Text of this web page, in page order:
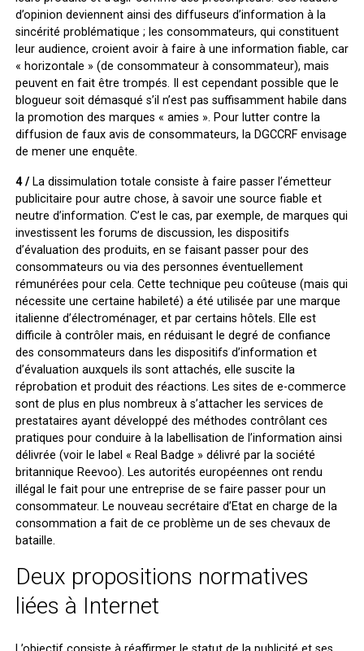
d’opinion deviennent ainsi des diffuseurs d’information à la
sincérité problématique ; les consommateurs, qui constituent
leur audience, croient avoir à faire à une information fiable, car
« horizontale » (de consommateur à consommateur), mais
peuvent en fait être trompés. Il est cependant possible que le
blogueur soit démasqué s’il n’est pas suffisamment habile dans
la promotion des marques « amies ». Pour lutter contre la
diffusion de faux avis de consommateurs, la DGCCRF envisage
de mener une enquête.
4 /La dissimulation totale consiste à faire passer l’émetteur
publicitaire pour autre chose, à savoir une source fiable et
neutre d’information. C’est le cas, par exemple, de marques qui
investissent les forums de discussion, les dispositifs
d’évaluation des produits, en se faisant passer pour des
consommateurs ou via des personnes éventuellement
rémunérées pour cela. Cette technique peu coûteuse (mais qui
nécessite une certaine habileté) a été utilisée par une marque
italienne d’électroménager, et par certains hôtels. Elle est
difficile à contrôler mais, en réduisant le degré de confiance
des consommateurs dans les dispositifs d’information et
d’évaluation auxquels ils sont attachés, elle suscite la
réprobation et produit des réactions. Les sites de e-commerce
sont de plus en plus nombreux à s’attacher les services de
prestataires ayant développé des méthodes contrôlant ces
pratiques pour conduire à la labellisation de l’information ainsi
délivrée (voir le label « Real Badge » délivré par la société
britannique Reevoo). Les autorités européennes ont rendu
illégal le fait pour une entreprise de se faire passer pour un
consommateur. Le nouveau secrétaire d’Etat en charge de la
consommation a fait de ce problème un de ses chevaux de
bataille.
Deux propositions normatives
liées à Internet